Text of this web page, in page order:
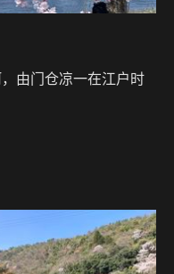
由门仓凉一在江户时